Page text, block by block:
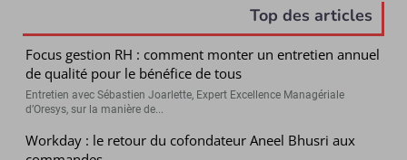
Top des articles
Focus gestion RH : comment monter un entretien annuel
de qualité pour le bénéfice de tous
Entretien avec Sébastien Joarlette, Expert Excellence Managériale
d’Oresys, sur la manière de...
Workday : le retour du cofondateur Aneel Bhusri aux